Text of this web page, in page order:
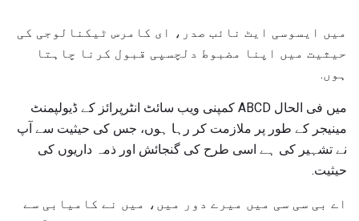
میں ایسوسی ایٹ نائب صدر، ای کامرس ٹیکنالوجی کی
حیثیت میں اپنا مضبوط دلچسپی قبول کرنا چاہتا
ہوں.
میں فی الحال ABCD کمپنی ویب سائٹ انٹرپرائز کے ڈیولپمنٹ
مینیجر کے طور پر ملازمت کر رہا ہوں، جس کی حیثیت سے آپ
نے تشہیر کی ہے اسی طرح کی گنجائش اور ذمہ داریوں کی
حیثیت.
اے بی سی سی میں میرے دور میں، میں نے کامیابی سے